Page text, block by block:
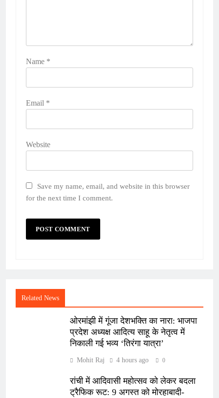
Name *
Email *
Website
Save my name, email, and website in this browser
for the next time I comment.
Related News
ओरमांझी में गूंजा देशभक्ति का नारा: भाजपा
प्रदेश अध्यक्ष आदित्य साहू के नेतृत्व में
निकाली गई भव्य ‘तिरंगा यात्रा’
Mohit Raj 4 hours ago 0
रांची में आदिवासी महोत्सव को लेकर बदला
ट्रैफिक रूट: 9 अगस्त को मोरहाबादी-